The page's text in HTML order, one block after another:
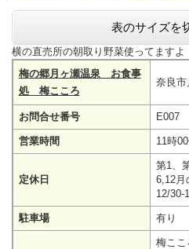
表のサイズを
横の直売所の朝取り野菜使ってますよ
梅の郷月ヶ瀬温泉 お食事
処 梅こころ
奈良市
お問合せ番号 E007
営業時間 11時
定休日
第1、
6,12月
12/30-
駐車場 有り
梅ここ